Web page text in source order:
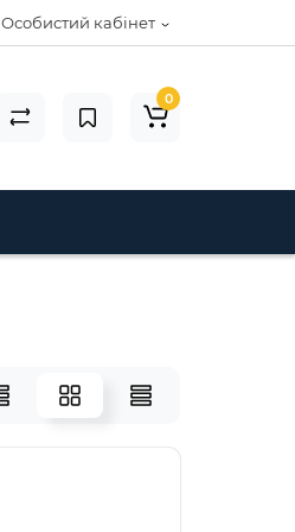
Особистий кабінет
0